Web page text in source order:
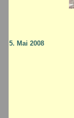
5. Mai 2008